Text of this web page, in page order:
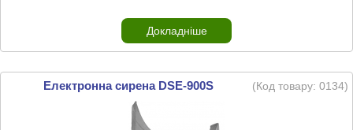
Докладніше
Електронна сирена DSE-900S (Код товару: 0134)